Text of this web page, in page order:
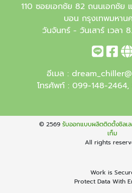
110 ซอยเอกชัย 82 ถนนเอกชัย
บอน กรุงเทพมหาน
วันจันทร์ - วันเสาร์ เวลา
อีเมล :
โทรศัพท์ : 099-148-2464,
© 2569 รับออกแบบผลิตติดตั้งชิลเ
เท็ม
All rights
Work is
Protect Data With